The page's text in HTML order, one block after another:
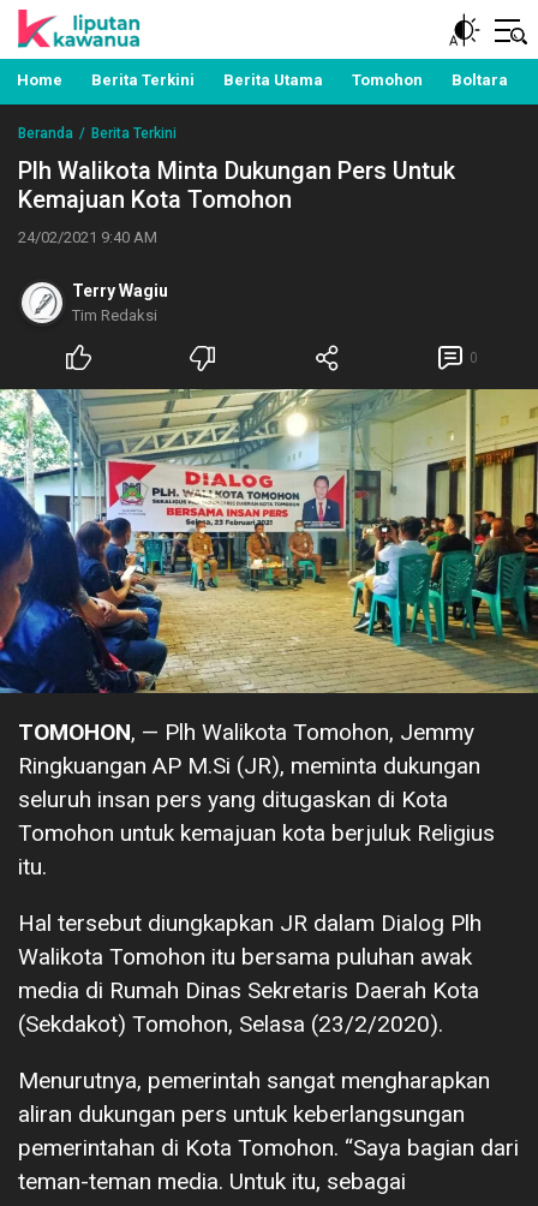
Liputan Kawanua
Berita Manado, Sulawesi Utara, Kawanua, Politik,
Pemerintahan, Hukum Kriminal dan Nasional
Home Berita Terkini Berita Utama Tomohon Boltara
Beranda Berita Terkini
Plh Walikota Minta Dukungan Pers Untuk
Kemajuan Kota Tomohon
24/02/2021 9:40 AM
Terry Wagiu
Tim Redaksi
0
TOMOHON, — Plh Walikota Tomohon, Jemmy
Ringkuangan AP M.Si (JR), meminta dukungan
seluruh insan pers yang ditugaskan di Kota
Tomohon untuk kemajuan kota berjuluk Religius
itu.
Hal tersebut diungkapkan JR dalam Dialog Plh
Walikota Tomohon itu bersama puluhan awak
media di Rumah Dinas Sekretaris Daerah Kota
(Sekdakot) Tomohon, Selasa (23/2/2020).
Menurutnya, pemerintah sangat mengharapkan
aliran dukungan pers untuk keberlangsungan
pemerintahan di Kota Tomohon. “Saya bagian dari
teman-teman media. Untuk itu, sebagai